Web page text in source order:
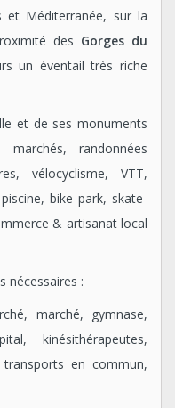
et Méditerranée, sur la
des Gorges du
un éventail très riche
et de ses monuments
randonnées
vélocyclisme, VTT,
bike park, skate-
& artisanat local
nécessaires :
marché, gymnase,
kinésithérapeutes,
en commun,